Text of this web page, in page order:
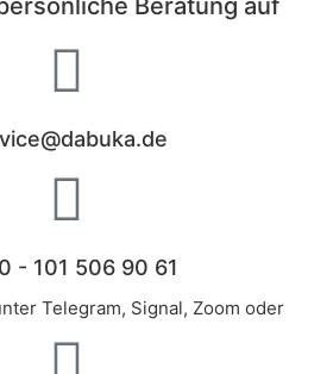
- 101 506 90 61
Telegram, Signal, Zoom oder